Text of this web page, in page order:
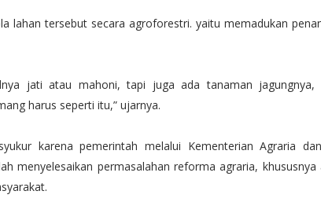
lahan tersebut secara agroforestri. yaitu memadukan
jati atau mahoni, tapi juga ada tanaman jagungnya,
harus seperti itu,” ujarnya.
karena pemerintah melalui Kementerian Agraria
menyelesaikan permasalahan reforma agraria, khususnya